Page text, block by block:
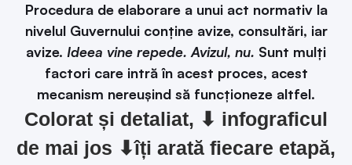
Procedura de elaborare a unui act normativ la
nivelul Guvernului conține avize, consultări, iar
avize. Ideea vine repede. Avizul, nu. Sunt mulți
factori care intră în acest proces, acest
mecanism nereușind să funcționeze altfel.
Colorat și detaliat, ⬇ infograficul
de mai jos ⬇îți arată fiecare etapă,